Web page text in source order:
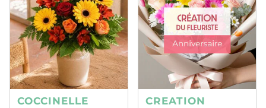
COCCINELLE
CREATION